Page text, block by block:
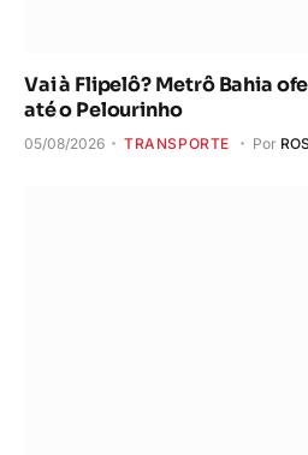
Vai à Flipelô? Metrô Bahia
até o Pelourinho
05/08/2026 TRANSPORTE Por